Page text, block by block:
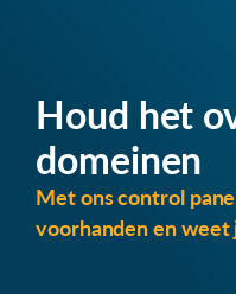
Houd het
domeinen
Met ons control
voorhanden en